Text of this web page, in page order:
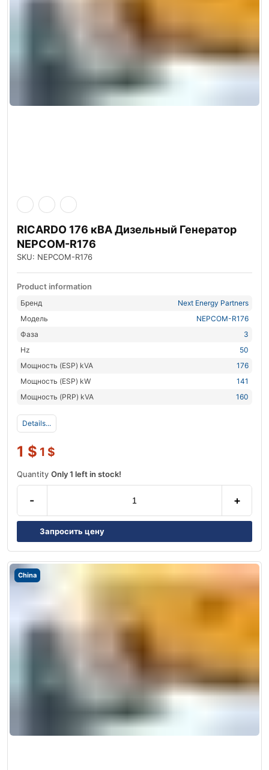
RICARDO 176 кВА Дизельный Генератор
NEPCOM-R176
SKU: NEPCOM-R176
Product information
Бренд
Next Energy Partners
Модель
NEPCOM-R176
Фаза
3
Hz
50
Мощность (ESP) kVA
176
Мощность (ESP) kW
141
Мощность (PRP) kVA
160
Details...
1 $ 1 $
Quantity Only 1 left in stock!
- +
Запросить цену
China